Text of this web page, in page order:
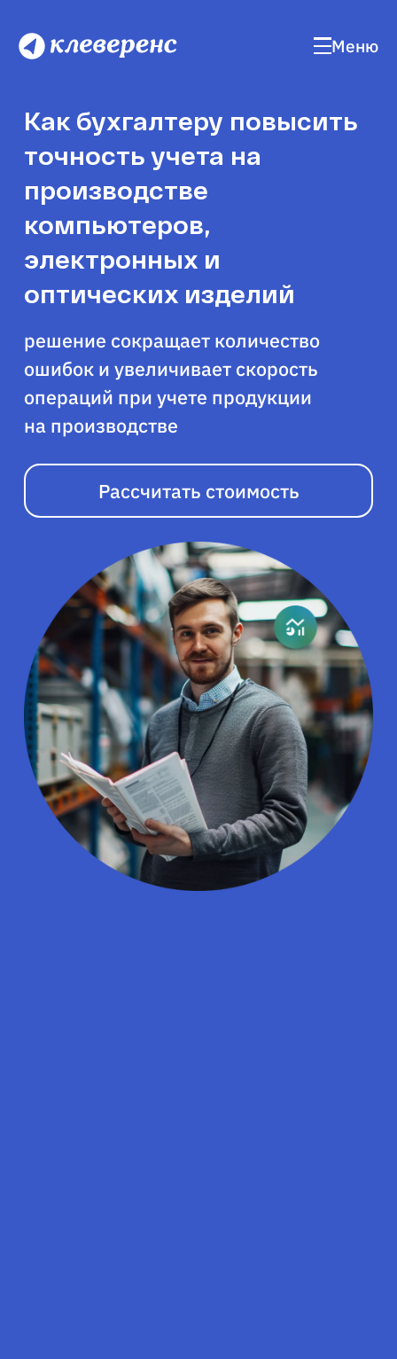
Меню
Как бухгалтеру повысить
точность учета на
производстве
компьютеров,
электронных и
оптических изделий
решение сокращает количество
ошибок и увеличивает скорость
операций при учете продукции
на производстве
Рассчитать стоимость